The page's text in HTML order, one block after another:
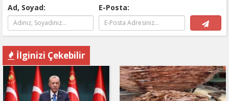
Ad, Soyad: E-Posta:
İlginizi Çekebilir